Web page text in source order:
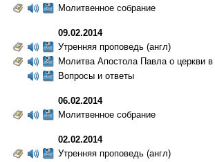
Молитвенное собрание
09.02.2014
Утренняя проповедь (англ)
Молитва Апостола Павла о церкви
Вопросы и ответы
06.02.2014
Молитвенное собрание
02.02.2014
Утренняя проповедь (англ)